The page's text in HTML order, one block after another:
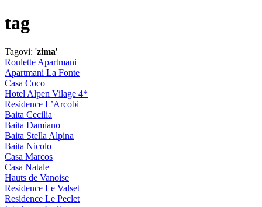
tag
Tagovi: 'zima'
Roulette Apartmani
Apartmani La Fonte
Casa Coco
Hotel Alpen Vilage 4*
Residence L’Arcobi
Baita Cecilia
Baita Damiano
Baita Stella Alpina
Baita Nicolo
Casa Marcos
Casa Natale
Hauts de Vanoise
Residence Le Valset
Residence Le Peclet